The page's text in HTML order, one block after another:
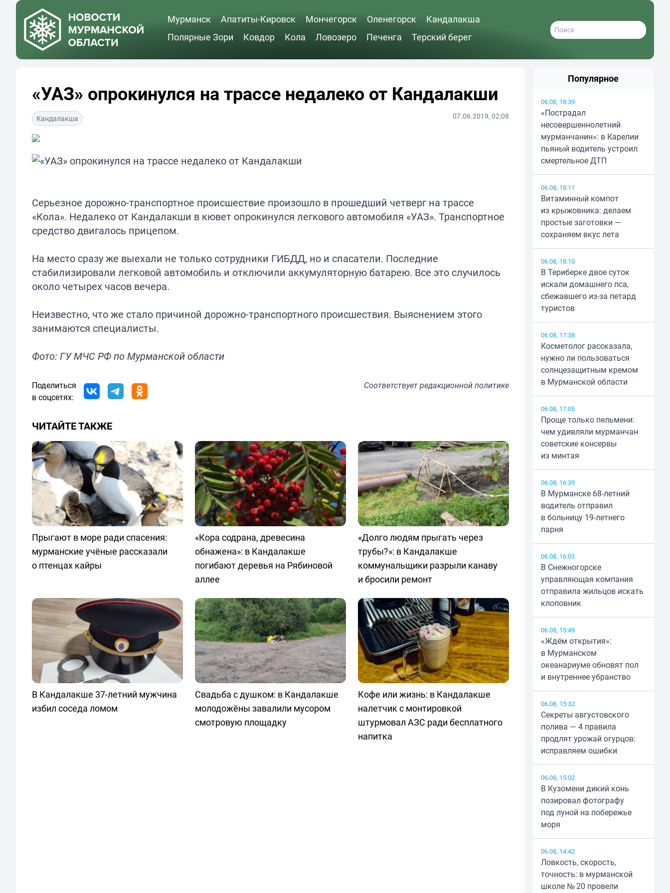
Мурманск Апатиты-Кировск Мончегорск Оленегорск
Кандалакша
Полярные Зори
Ковдор Кола Ловозеро Печенга Терский берег
«УАЗ» опрокинулся на трассе недалеко от Кандалакши
Кандалакша 07.06.2019, 02:08
Серьезное дорожно-транспортное происшествие произошло в прошедший четверг на трассе
«Кола». Недалеко от Кандалакши в кювет опрокинулся легкового автомобиля «УАЗ». Транспортное
средство двигалось прицепом.
На место сразу же выехали не только сотрудники ГИБДД, но и спасатели. Последние
стабилизировали легковой автомобиль и отключили аккумуляторную батарею. Все это случилось
около четырех часов вечера.
Неизвестно, что же стало причиной дорожно-транспортного происшествия. Выяснением этого
занимаются специалисты.
Фото: ГУ МЧС РФ по Мурманской области
Поделиться
в соцсетях:
Соответствуетредакционной политике
ЧИТАЙТЕ ТАКЖЕ
Прыгают в море ради спасения:
мурманские учёные рассказали
о птенцах кайры
«Кора содрана, древесина
обнажена»: в Кандалакше
погибают деревья на Рябиновой
аллее
«Долго людям прыгать через
трубы?»: в Кандалакше
коммунальщики разрыли канаву
и бросили ремонт
В Кандалакше 37-летний мужчина
избил соседа ломом
Свадьба с душком: в Кандалакше
молодожёны завалили мусором
смотровую площадку
Кофе или жизнь: в Кандалакше
налетчик с монтировкой
штурмовал АЗС ради бесплатного
напитка
Популярное
06.08, 18:39
«Пострадал
несовершеннолетний
мурманчанин»: в Карелии
пьяный водитель устроил
смертельное ДТП
06.08, 18:11
Витаминный компот
из крыжовника: делаем
простые заготовки —
сохраняем вкус лета
06.08, 18:10
В Териберке двое суток
искали домашнего пса,
сбежавшего из-за петард
туристов
06.08, 17:38
Косметолог рассказала,
нужно ли пользоваться
солнцезащитным кремом
в Мурманской области
06.08, 17:05
Проще только пельмени:
чем удивляли мурманчан
советские консервы
из минтая
06.08, 16:39
В Мурманске 68-летний
водитель отправил
в больницу 19-летнего
парня
06.08, 16:03
В Снежногорске
управляющая компания
отправила жильцов искать
клоповник
06.08, 15:49
«Ждём открытия»:
в Мурманском
океанариуме обновят пол
и внутреннее убранство
06.08, 15:32
Секреты августовского
полива — 4 правила
продлят урожай огурцов:
исправляем ошибки
06.08, 15:02
В Кузомени дикий конь
позировал фотографу
под луной на побережье
моря
06.08, 14:42
Ловкость, скорость,
точность: в мурманской
школе № 20 провели